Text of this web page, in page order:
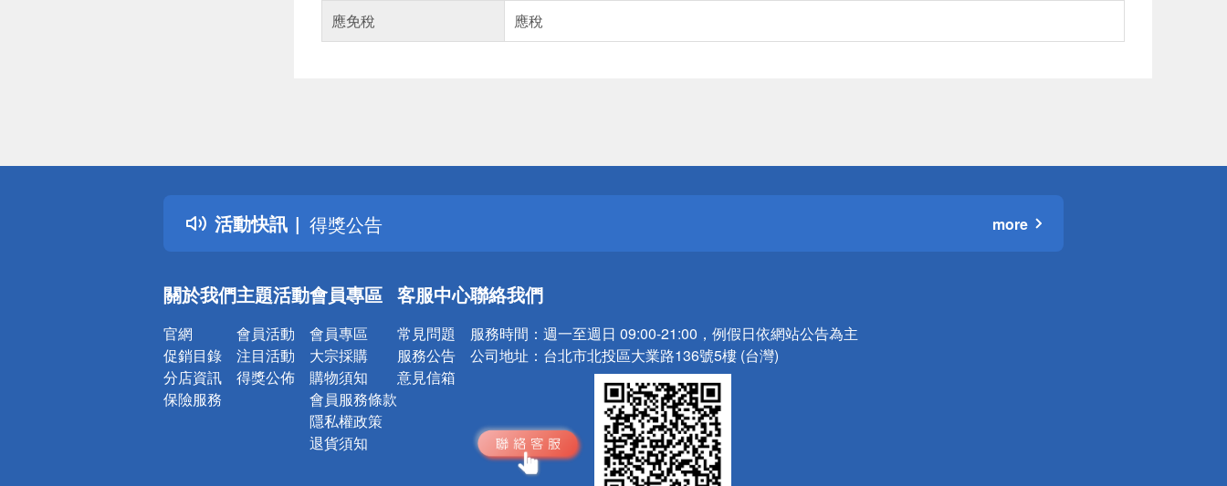
應免稅
應稅
活動快訊
詐騙網頁！請小心！
得獎公告
熱門話題
銀行優惠
詐騙網頁！請小心！
more
關於我們
官網
促銷目錄
分店資訊
保險服務
主題活動
會員活動
注目活動
得獎公佈
會員專區
會員專區
大宗採購
購物須知
會員服務條款
隱私權政策
退貨須知
客服中心
常見問題
服務公告
意見信箱
聯絡我們
服務時間： 週一至週日 09:00-21:00，例假日依網站公告為主
公司地址： 台北市北投區大業路136號5樓 (台灣)